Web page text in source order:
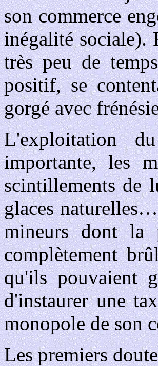
son commerce
inégalité sociale).
très peu de
positif, se
gorgé avec
L'exploitation
importante, les
scintillements de
glaces
mineurs dont la
complètement
qu'ils pouvaient
d'instaurer une
monopole de son
Les premiers